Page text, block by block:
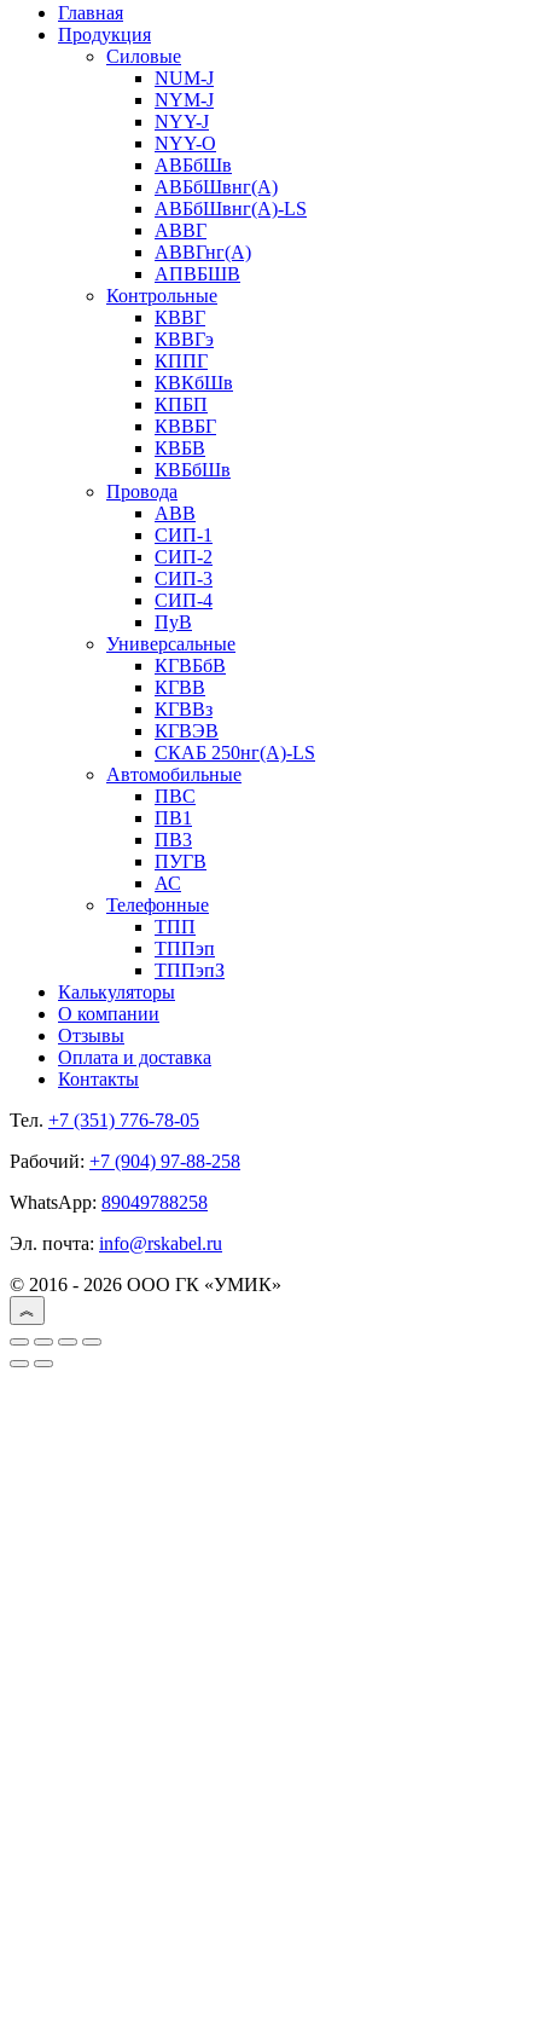
Главная
Продукция
Силовые
NUM-J
NYM-J
NYY-J
NYY-O
АВБбШв
АВБбШвнг(А)
АВБбШвнг(А)-LS
АВВГ
АВВГнг(А)
АПВБШВ
Контрольные
КВВГ
КВВГэ
КППГ
КВКбШв
КПБП
КВВБГ
КВБВ
КВБбШв
Провода
АВВ
СИП-1
СИП-2
СИП-3
СИП-4
ПуВ
Универсальные
КГВБбВ
КГВВ
КГВВз
КГВЭВ
СКАБ 250нг(А)-LS
Автомобильные
ПВС
ПВ1
ПВ3
ПУГВ
АС
Телефонные
ТПП
ТППэп
ТППэпЗ
Калькуляторы
О компании
Отзывы
Оплата и доставка
Контакты
Тел. +7 (351) 776-78-05
Рабочий: +7 (904) 97-88-258
WhatsApp: 89049788258
Эл. почта: info@rskabel.ru
© 2016 - 2026 ООО ГК «УМИК»